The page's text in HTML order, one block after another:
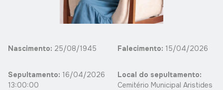
Nascimento: 25/08/1945 Falecimento: 15/04/2026
Sepultamento: 16/04/2026
13:00:00
Local do sepultamento:
Cemitério Municipal Aristides